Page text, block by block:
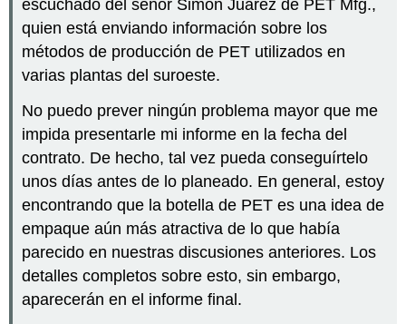
escuchado del señor Simon Juárez de PET Mfg.,
quien está enviando información sobre los
métodos de producción de PET utilizados en
varias plantas del suroeste.
No puedo prever ningún problema mayor que me
impida presentarle mi informe en la fecha del
contrato. De hecho, tal vez pueda conseguírtelo
unos días antes de lo planeado. En general, estoy
encontrando que la botella de PET es una idea de
empaque aún más atractiva de lo que había
parecido en nuestras discusiones anteriores. Los
detalles completos sobre esto, sin embargo,
aparecerán en el informe final.